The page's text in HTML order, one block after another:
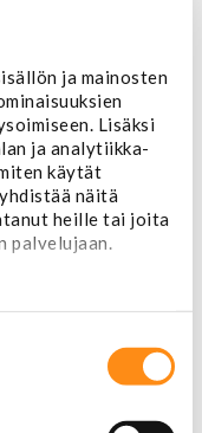
ja mainosten
Lisäksi
ja analytiikka-
käytät
näitä
heille tai joita
palvelujaan.